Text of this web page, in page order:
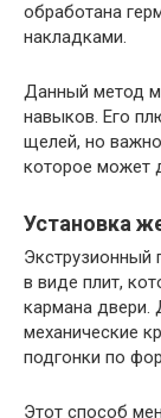
обработана
накладками.
Данный метод
навыков. Его
щелей, но
которое может
Установка
Экструзионный
в виде плит,
кармана двери.
механические
подгонки по
Этот способ